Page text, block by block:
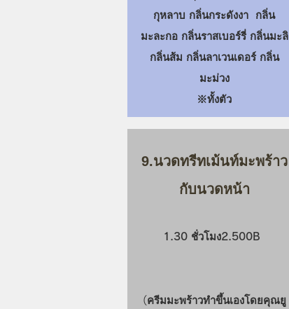
กุหลาบ กลิ่นกระดังงา กลิ่น
มะละกอ กลิ่นราสเบอร์รี่ กลิ่นมะลิ
กลิ่นส้ม กลิ่นลาเวนเดอร์ กลิ่น
มะม่วง
​※ทั้งตัว
9.นวดทรีทเม้นท์มะพร้าว
กับนวดหน้า
1.30 ชั่วโมง2.500B
(ครีมมะพร้าวทำขึ้นเองโดยคุณยู